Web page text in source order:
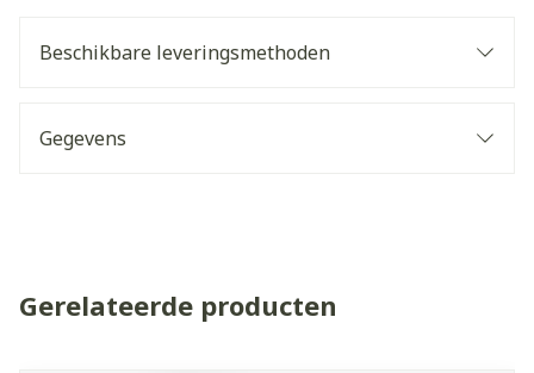
Beschikbare leveringsmethoden
Gegevens
Gerelateerde producten